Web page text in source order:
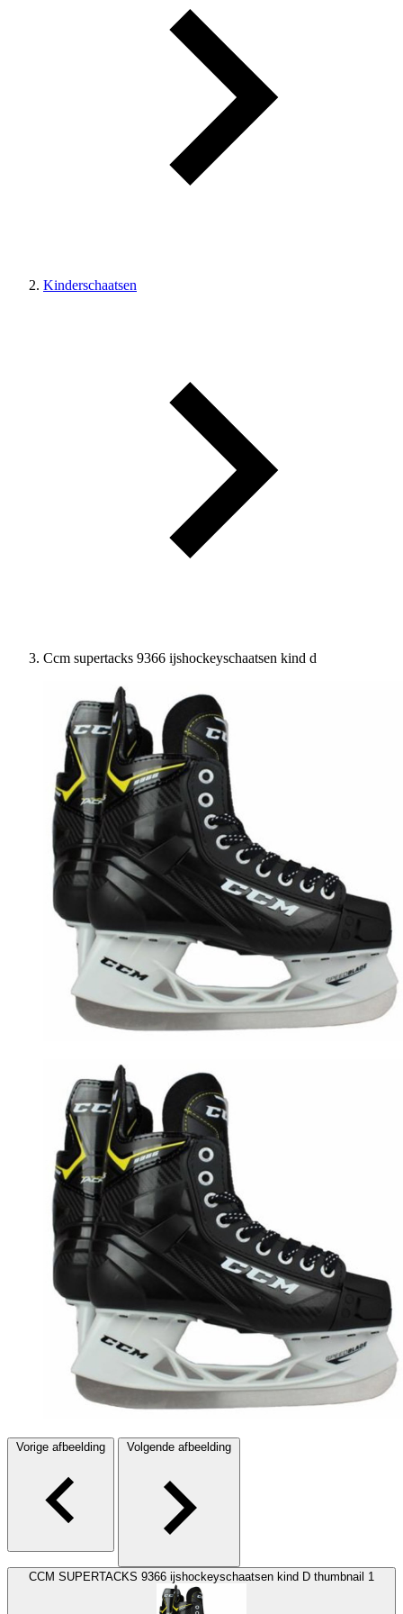
Kinderschaatsen
Ccm supertacks 9366 ijshockeyschaatsen kind d
Vorige afbeelding Volgende afbeelding
CCM SUPERTACKS 9366 ijshockeyschaatsen kind D thumbnail 1